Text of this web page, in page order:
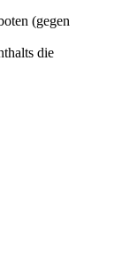
(gegen
die